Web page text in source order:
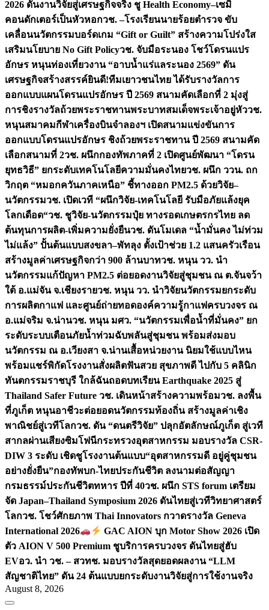
2026 ดันงานวิจัยสู่เศรษฐกิจจริง ชู Health Economy–เซมิ
คอนดักเตอร์เป็นหัวหอกวช. –โรงเรียนนายร้อยตำรวจ ขับ
เคลื่อนนวัตกรรมบอร์ดเกม “Gift or Guilt” สร้างความโปร่งใส
เสริมนโยบาย No Gift Policyวช. จับมือระนอง โชว์โดรนแปร
อักษร หนุนท่องเที่ยวงาน “อาบน้ำแร่แลระนอง 2569” ดัน
เศรษฐกิจสร้างสรรค์ยินดี!ทีมเยาวชนไทย ได้รับรางวัลการ
ออกแบบแผนโดรนแปรอักษร ปี 2569 สนามคัดเลือกที่ 2 มุ่งสู่
การชิงรางวัลถ้วยพระราชทานพระบาทสมเด็จพระเจ้าอยู่หัววช.
หนุนสมาคมกีฬาเครื่องบินจำลองฯ เปิดสนามแข่งขันการ
ออกแบบโดรนแปรอักษร ชิงถ้วยพระราชทาน ปี 2569 สนามคัด
เลือกสนามที่ 2วช. ผนึกกองทัพภาคที่ 2 เปิดศูนย์พัฒนา “โดรน
ยุทธวิธี” ยกระดับเทคโนโลยีความมั่นคงไทยวช. ผนึก ววน. ถก
วิกฤต “หมอกควันภาคเหนือ” ชี้ทางออก PM2.5 ด้วยวิจัย–
นวัตกรรมวช. เปิดเวที “ผนึกวิจัย-เทคโนโลยี รับมือภัยแล้งยุค
โลกเดือด“วช. ชูวิจัย-นวัตกรรมปุ๋ย ทางรอดเกษตรกรไทย ลด
ต้นทุนการผลิต-เพิ่มความยั่งยืนวช. ดันโมเดล “น้ำมั่นคง ไม่ท่วม
ไม่แล้ง” ปั้นต้นแบบสงขลา–พัทลุง ตั้งเป้าช่วย 1.2 แสนครัวเรือน
สร้างมูลค่าเศรษฐกิจกว่า 900 ล้านบาทวช. หนุน วว. นำ
นวัตกรรมแก้ปัญหา PM2.5 ต่อยอดงานวิจัยสู่ชุมชน ณ ต.จันจว้า
ใต้ อ.แม่จัน จ.เชียงรายวช. หนุน วว. นำวิจัยนวัตกรรมยกระดับ
การผลิตกาแฟ และศูนย์ถ่ายทอดองค์ความรู้กาแฟครบวงจร ณ
อ.แม่จริม จ.น่านวช. หนุน มศว. “นวัตกรรมเพื่อน้ำที่มั่นคง” ยก
ระดับระบบเตือนภัยน้ำท่วมฉับพลันสู่ชุมชน พร้อมส่งมอบ
นวัตกรรม ณ อ.เวียงสา จ.น่านเสื้อหน่วยงาน นิยมใช้แบบไหน
พร้อมแชร์พิกัดโรงงานสั่งผลิตฟันสวย สุขภาพดี ไปกับ 5 คลินิก
ทันตกรรมราชบุรี ใกล้ฉันถอดบทเรียน Earthquake 2025 สู่
Thailand Safer Future วช. เดินหน้าสร้างความพร้อมวช. ลงพื้น
ที่ภูเก็ต หนุนอาชีวะต่อยอดนวัตกรรมท้องถิ่น สร้างมูลค่าเชิง
พาณิชย์สู่เวทีโลกวช. ดัน “ดนตรีวิจัย” ปลุกอัตลักษณ์ภูเก็ต สู่เวที
สากลผ่านเสียงซิมโฟนีกระทรวงอุตสาหกรรม มอบรางวัล CSR-
DIW 3 ระดับ เชิดชูโรงงานต้นแบบ“อุตสาหกรรมดี อยู่คู่ชุมชน
อย่างยั่งยืน”กองทัพบก-ไทยประกันชีวิต ลงนามต่อสัญญา
กรมธรรม์ประกันชีวิตทหาร ปีที่ 40วช. ผนึก STS forum เตรียม
จัด Japan–Thailand Symposium 2026 ดันไทยสู่เวทีวิทยาศาสตร์
โลกวช. โชว์ศักยภาพ Thai Innovators กวาดรางวัล Geneva
International 2026
GAC AION บุก Motor Show 2026 เปิด
ตัว AION V 500 Premium ชูบริการครบวงจร ดันไทยสู่ฮับ
EVอว. นำ วช. – สวทช. มอบรางวัลสุดยอดผลงาน “LLM
สัญชาติไทย” ดัน 24 ต้นแบบยกระดับงานวิจัยสู่การใช้งานจริง
August 8, 2026